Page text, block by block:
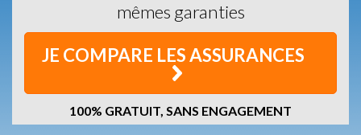
mêmes garanties
JE COMPARE LES ASSURANCES
100% GRATUIT, SANS ENGAGEMENT